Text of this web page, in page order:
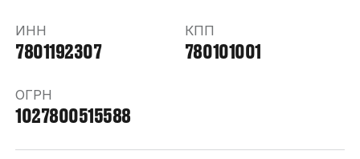
ИНН
7801192307
КПП
780101001
ОГРН
1027800515588